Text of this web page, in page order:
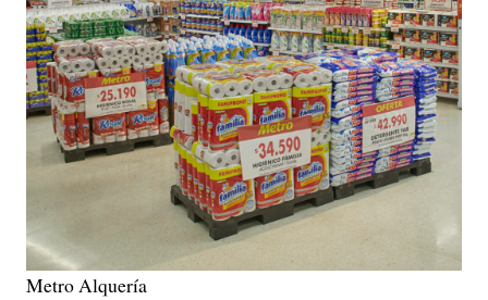
Metro Alquería